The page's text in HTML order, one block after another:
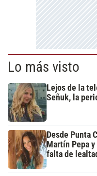
Lo más visto
Lejos de la
Señuk, la
Desde Punta
Martín Pepa
falta de